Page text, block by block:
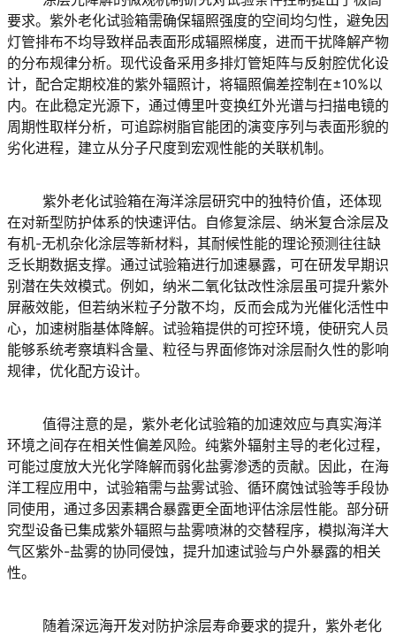
要求。紫外老化试验箱需确保辐照强度的空间均匀性，避免因
灯管排布不均导致样品表面形成辐照梯度，进而干扰降解产物
的分布规律分析。现代设备采用多排灯管矩阵与反射腔优化设
计，配合定期校准的紫外辐照计，将辐照偏差控制在±10%以
内。在此稳定光源下，通过傅里叶变换红外光谱与扫描电镜的
周期性取样分析，可追踪树脂官能团的演变序列与表面形貌的
劣化进程，建立从分子尺度到宏观性能的关联机制。
在对新型防护体系的快速评估。自修复涂层、纳米复合涂层及
有机-无机杂化涂层等新材料，其耐候性能的理论预测往往缺
乏长期数据支撑。通过试验箱进行加速暴露，可在研发早期识
别潜在失效模式。例如，纳米二氧化钛改性涂层虽可提升紫外
屏蔽效能，但若纳米粒子分散不均，反而会成为光催化活性中
心，加速树脂基体降解。试验箱提供的可控环境，使研究人员
能够系统考察填料含量、粒径与界面修饰对涂层耐久性的影响
规律，优化配方设计。
环境之间存在相关性偏差风险。纯紫外辐射主导的老化过程，
可能过度放大光化学降解而弱化盐雾渗透的贡献。因此，在海
洋工程应用中，试验箱需与盐雾试验、循环腐蚀试验等手段协
同使用，通过多因素耦合暴露更全面地评估涂层性能。部分研
究型设备已集成紫外辐照与盐雾喷淋的交替程序，模拟海洋大
气区紫外-盐雾的协同侵蚀，提升加速试验与户外暴露的相关
性。